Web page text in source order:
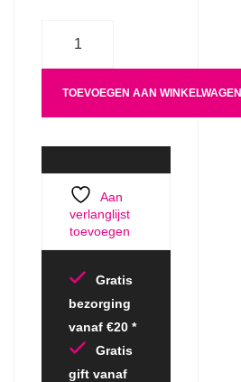
TOEVOEGEN AAN WINKELWAGEN
Aan
verlanglijst
toevoegen
Gratis
bezorging
vanaf €20 *
Gratis
gift vanaf